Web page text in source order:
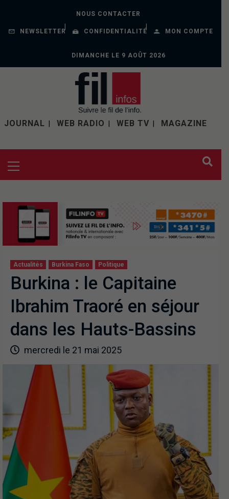
NOUS CONTACTER
NEWSLETTER CONFIDENTIALITÉ MON COMPTE
DIMANCHE LE 9 AOÛT 2026
JOURNAL WEB RADIO WEB TV MAGAZINE
Actualités Burkina Faso Politique
Burkina : le Capitaine
Ibrahim Traoré en séjour
dans les Hauts-Bassins
mercredi le 21 mai 2025